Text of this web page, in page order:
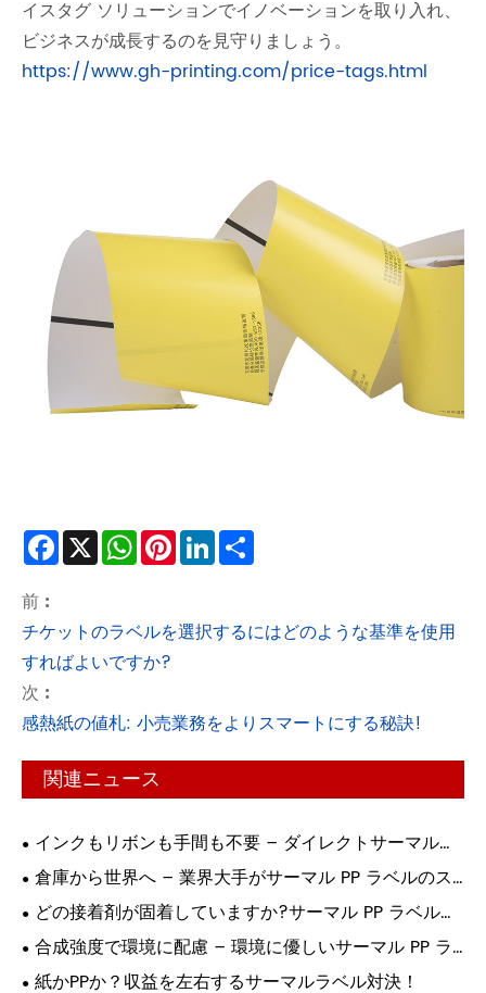
イスタグ ソリューションでイノベーションを取り入れ、
ビジネスが成長するのを見守りましょう。
https://www.gh-printing.com/price-tags.html
Facebook
X WhatsApp
Pinterest
LinkedIn
前 :
チケットのラベルを選択するにはどのような基準を使用
すればよいですか?
次 :
感熱紙の値札: 小売業務をよりスマートにする秘訣!
関連ニュース
インクもリボンも手間も不要 – ダイレクトサーマルラ
ベルが印刷に革命を起こす理由!
倉庫から世界へ – 業界大手がサーマル PP ラベルのス
マート印刷に依存する理由!
どの接着剤が固着していますか?サーマル PP ラベル接
着の究極ガイド!
合成強度で環境に配慮 – 環境に優しいサーマル PP ラ
ベルがついに登場!
紙かPPか？収益を左右するサーマルラベル対決！